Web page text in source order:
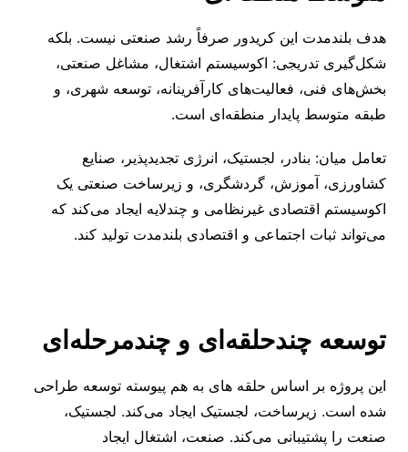
هدف بلندمدت این کریدور صرفاً رشد صنعتی نیست. بلکه
شکل‌گیری تدریجی: اکوسیستم اشتغال، مشاغل صنعتی،
بخش‌های فنی، فعالیت‌های کارآفرینانه، توسعه شهری، و
طبقه متوسط پایدار منطقه‌ای است.
تعامل میان: بنادر، لجستیک، انرژی تجدیدپذیر، صنایع
کشاورزی، آموزش، گردشگری، و زیرساخت صنعتی یک
اکوسیستم اقتصادی غیرنظامی و چندلایه ایجاد می‌کند که
می‌تواند ثبات اجتماعی و اقتصادی بلندمدت تولید کند.
توسعه چندحلقه‌ای و چندمرحله‌ای
این پروژه بر اساس حلقه ‌های به ‌هم ‌پیوسته توسعه طراحی
شده است. زیرساخت، لجستیک ایجاد می‌کند. لجستیک،
صنعت را پشتیبانی می‌کند. صنعت، اشتغال ایجاد